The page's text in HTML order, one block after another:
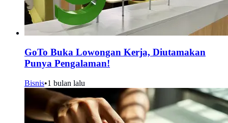
GoTo Buka Lowongan Kerja, Diutamakan
Punya Pengalaman!
Bisnis•1 bulan lalu